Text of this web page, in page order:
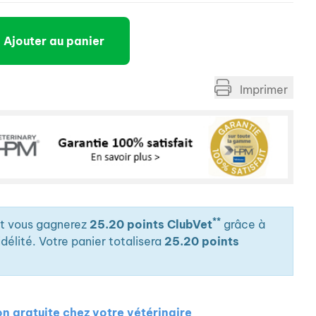
HPM® est une nouvelle génération de nutrition pour
être au plus proche des besoins nutritionnels des
gamme unique repose sur une formulation pauvre
Il en résulte une nutrition adaptée aux
Ajouter au panier
Imprimer
vous gagnerez 25.20 points ClubVet** grâce à
Votre panier totalisera 25.20 points
gratuite chez votre vétérinaire